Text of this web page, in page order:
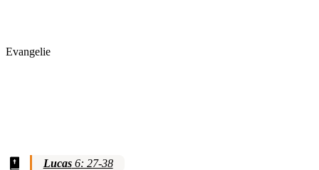
Evangelie
Lucas6: 27-38